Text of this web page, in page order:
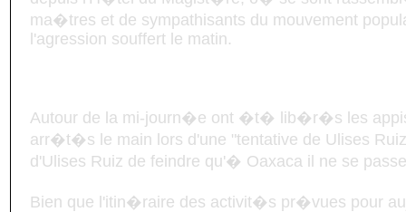
ma�tres et de sympathisants du mouvement
l'agression souffert le matin.
Autour de la mi-journ�e ont �t� lib�r�s les
arr�t�s le main lors d'une "tentative de Ulises
d'Ulises Ruiz de feindre qu'� Oaxaca il ne se
Bien que l'itin�raire des activit�s pr�vues pour